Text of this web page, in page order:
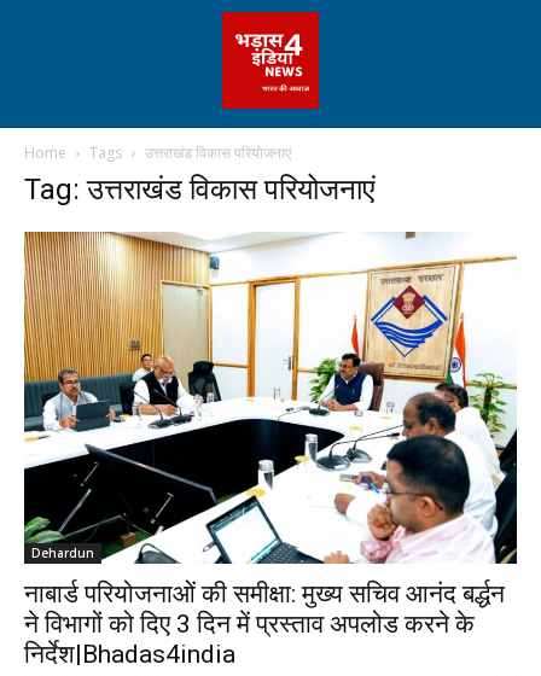
Home Tags उत्तराखंड विकास परियोजनाएं
Tag: उत्तराखंड विकास परियोजनाएं
Dehardun
नाबार्ड परियोजनाओं की समीक्षा: मुख्य सचिव आनंद बर्द्धन
ने विभागों को दिए 3 दिन में प्रस्ताव अपलोड करने के
निर्देश|Bhadas4india